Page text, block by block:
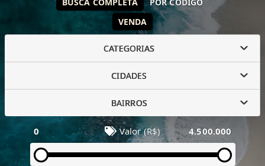
VENDA
CATEGORIAS
CIDADES
BAIRROS
0 Valor (R$) 4.500.000